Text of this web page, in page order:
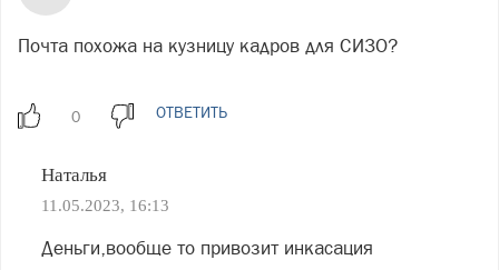
Почта похожа на кузницу кадров для СИЗО?
ОТВЕТИТЬ
Наталья
11.05.2023, 16:13
Деньги,вообще то привозит инкасация